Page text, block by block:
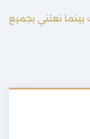
بينما نعتني بجميع